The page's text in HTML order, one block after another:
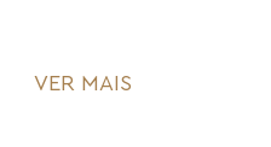
praticidade sem abrir mão
VER MAIS